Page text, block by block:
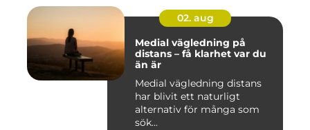
02. aug
Medial vägledning på
distans – få klarhet var du
än är
Medial vägledning distans
har blivit ett naturligt
alternativ för många som
sök...